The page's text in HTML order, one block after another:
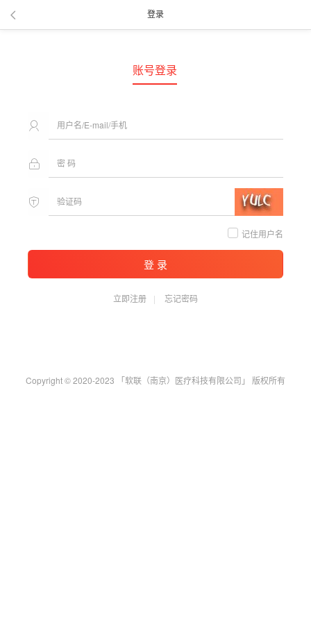
登录
账号登录
记住用户名
登 录
立即注册 忘记密码
Copyright © 2020-2023 「软联（南京）医疗科技有限公司」 版权所有